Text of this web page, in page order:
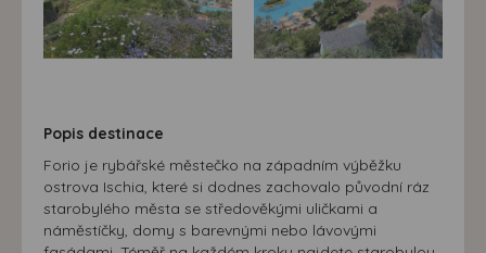
Popis destinace
Forio je rybářské městečko na západním výběžku
ostrova Ischia, které si dodnes zachovalo původní ráz
starobylého města se středověkými uličkami a
náměstíčky, domy s barevnými nebo lávovými